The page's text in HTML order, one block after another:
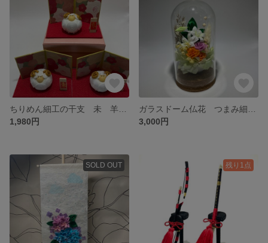
1,980円
3,000円
SOLD OUT 残り1点